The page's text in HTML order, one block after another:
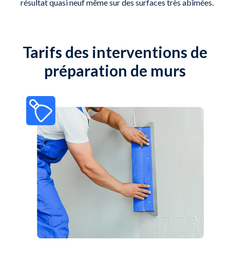
résultat quasi neuf même sur des surfaces très abîmées.
Tarifs des interventions de
préparation de murs